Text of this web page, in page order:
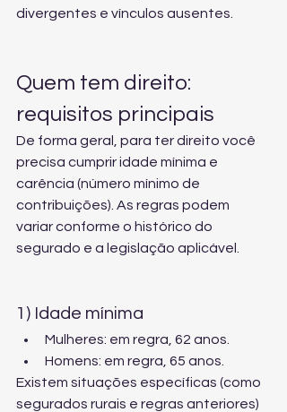
divergentes e vínculos ausentes.
Quem tem direito:
requisitos principais
De forma geral, para ter direito você
precisa cumprir idade mínima e
carência (número mínimo de
contribuições). As regras podem
variar conforme o histórico do
segurado e a legislação aplicável.
1) Idade mínima
Mulheres: em regra, 62 anos.
Homens: em regra, 65 anos.
Existem situações específicas (como
segurados rurais e regras anteriores)